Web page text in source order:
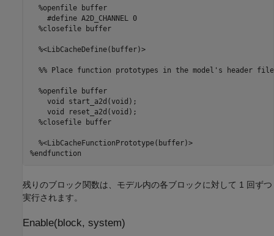
  %openfile buffer
    #define A2D_CHANNEL 0
  %closefile buffer
  %<LibCacheDefine(buffer)>
  %% Place function prototypes in the model's header file
  %openfile buffer
    void start_a2d(void);
    void reset_a2d(void);
  %closefile buffer
  %<LibCacheFunctionPrototype(buffer)>
%endfunction
残りのブロック関数は、モデル内の各ブロックに対して 1 回ずつ
実行されます。
Enable(block, system)